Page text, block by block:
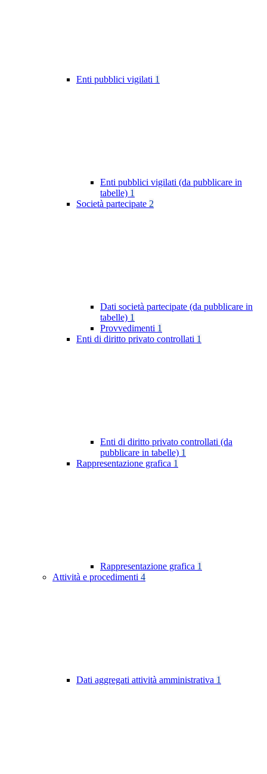
Enti pubblici vigilati 1
Enti pubblici vigilati (da pubblicare in
tabelle) 1
Società partecipate 2
Dati società partecipate (da pubblicare in
tabelle) 1
Provvedimenti 1
Enti di diritto privato controllati 1
Enti di diritto privato controllati (da
pubblicare in tabelle) 1
Rappresentazione grafica 1
Rappresentazione grafica 1
Attività e procedimenti 4
Dati aggregati attività amministrativa 1